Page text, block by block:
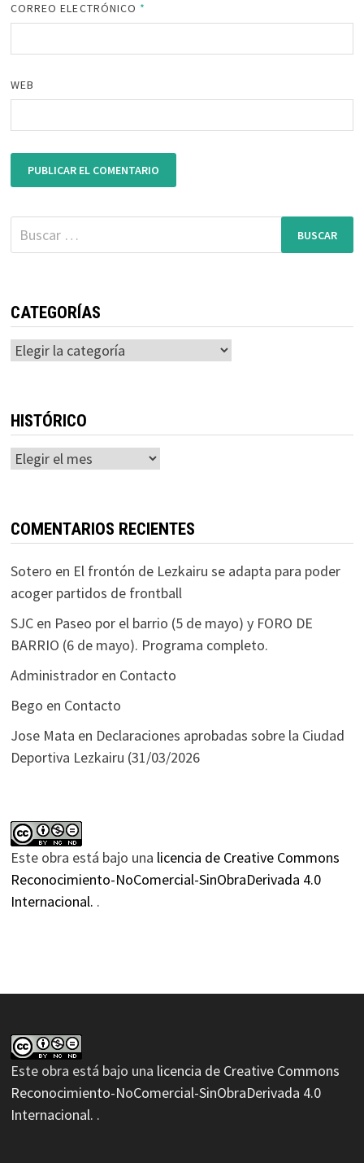
CORREO ELECTRÓNICO *
WEB
Buscar:
CATEGORÍAS
Categorías
HISTÓRICO
Histórico
COMENTARIOS RECIENTES
Sotero en El frontón de Lezkairu se adapta para poder
acoger partidos de frontball
SJCen Paseo por el barrio (5 de mayo) y FORO DE
BARRIO (6 de mayo). Programa completo.
Administradoren Contacto
Bego en Contacto
Jose Mata en Declaraciones aprobadas sobre la Ciudad
Deportiva Lezkairu (31/03/2026
Este obra está bajo una licencia de Creative Commons
Reconocimiento-NoComercial-SinObraDerivada 4.0
Internacional. .
Este obra está bajo una licencia de Creative Commons
Reconocimiento-NoComercial-SinObraDerivada 4.0
Internacional. .